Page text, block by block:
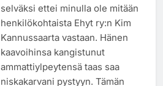
selväksi ettei minulla ole mitään
henkilökohtaista Ehyt ry:n Kim
Kannussaarta vastaan. Hänen
kaavoihinsa kangistunut
ammattiylpeytensä taas saa
niskakarvani pystyyn. Tämän